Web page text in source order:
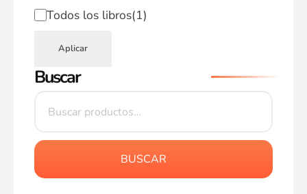
Todos los libros(1)
Aplicar
Buscar
BUSCAR